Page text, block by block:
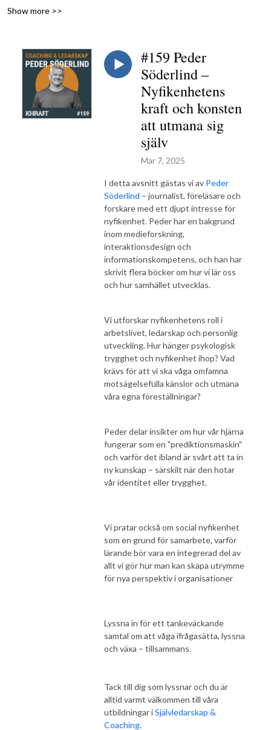
att göra de samtalen tillgängliga för fler.
Show more >>
#159 Peder
Söderlind –
Nyfikenhetens
kraft och konsten
att utmana sig
själv
Mar 7, 2025
I detta avsnitt gästas vi av Peder
Söderlind – journalist, föreläsare och
forskare med ett djupt intresse för
nyfikenhet. Peder har en bakgrund
inom medieforskning,
interaktionsdesign och
informationskompetens, och han har
skrivit flera böcker om hur vi lär oss
och hur samhället utvecklas.
Vi utforskar nyfikenhetens roll i
arbetslivet, ledarskap och personlig
utveckling. Hur hänger psykologisk
trygghet och nyfikenhet ihop? Vad
krävs för att vi ska våga omfamna
motsägelsefulla känslor och utmana
våra egna föreställningar?
Peder delar insikter om hur vår hjärna
fungerar som en "prediktionsmaskin"
och varför det ibland är svårt att ta in
ny kunskap – särskilt när den hotar
vår identitet eller trygghet.
Vi pratar också om social nyfikenhet
som en grund för samarbete, varför
lärande bör vara en integrerad del av
allt vi gör hur man kan skapa utrymme
för nya perspektiv i organisationer
Lyssna in för ett tankeväckande
samtal om att våga ifrågasätta, lyssna
och växa – tillsammans.
Tack till dig som lyssnar och du är
alltid varmt välkommen till våra
utbildningar iSjälvledarskap &
Coaching.